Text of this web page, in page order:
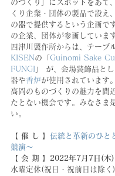
のづくり」にスポットをあて
くり企業・団体の製品で設え
の器で提供するという企画で
の企業、団体が参画しています
四津川製作所からは、テーブ
KISEN の「 Guinomi Sake
FUNGI 」 が、会場装飾品とし
器や香炉が使用されています。
高岡のものづくりの魅力を間
たとない機会です。みなさま
い。
【 催 し 】 伝統と革新のひと
競演～
【 会 期 】2022年7月7日(
水曜定休(祝日・祝前日は除く)